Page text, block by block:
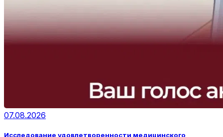
07.08.2026
Исследование удовлетворенности медицинского